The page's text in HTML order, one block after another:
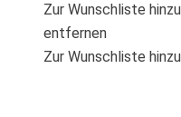
Zur Wunschliste
entfernen
Zur Wunschliste